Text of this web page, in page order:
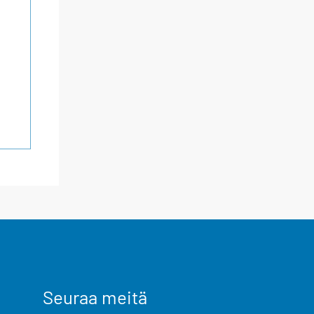
Seuraa meitä